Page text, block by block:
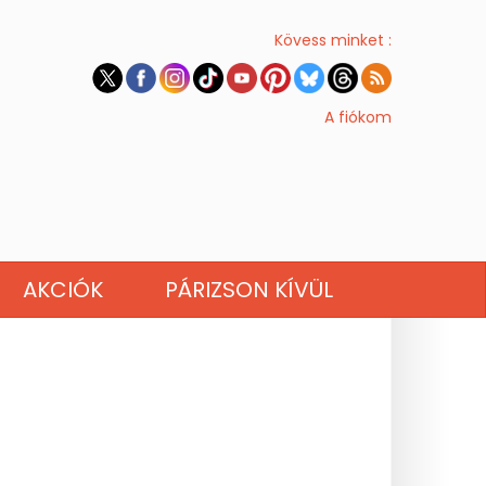
Kövess minket :
A fiókom
AKCIÓK PÁRIZSON KÍVÜL